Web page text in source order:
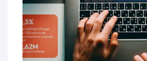
Contacts
Hébergement solidaire